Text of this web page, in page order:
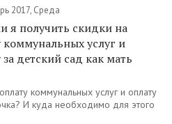
2017, Среда
я получить скидки на
коммунальных услуг и
за детский сад как мать
коммунальных услуг и оплату
И куда необходимо для этого